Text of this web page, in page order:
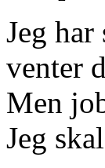
Jeg har
venter
Men
Jeg